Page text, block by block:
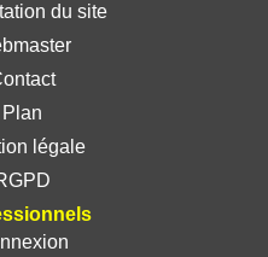
du site
Plan
légale